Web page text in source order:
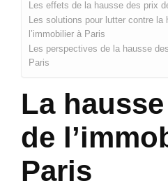
Les effets de la hausse des prix
Les solutions pour lutter contre la
l’immobilier à Paris
Les perspectives de la hausse
Paris
La
de
Paris